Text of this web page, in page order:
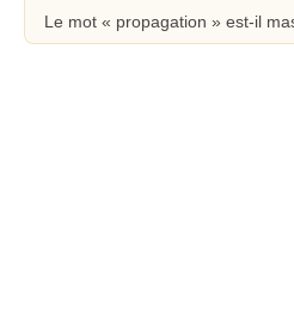
Le mot « propagation » est-il